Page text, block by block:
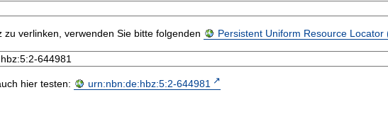
verlinken, verwenden Sie bitte folgenden Persistent Uniform Resource Locator
hier testen: urn:nbn:de:hbz:5:2-644981